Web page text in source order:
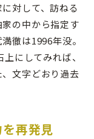
対して、訪ねる
の中から指定す
徹は1996年没。
にしてみれば、
文字どおり過去
再発見